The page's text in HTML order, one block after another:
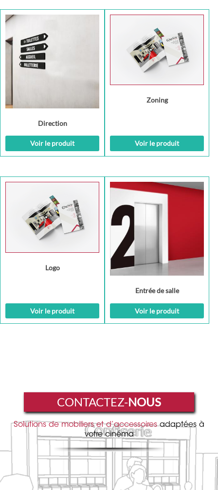
Direction
Voir le produit
Zoning
Voir le produit
Logo
Voir le produit
Entrée de salle
Voir le produit
CONTACTEZ-NOUS
Solutions de mobiliers et d’accessoiresadaptées à
votre cinéma